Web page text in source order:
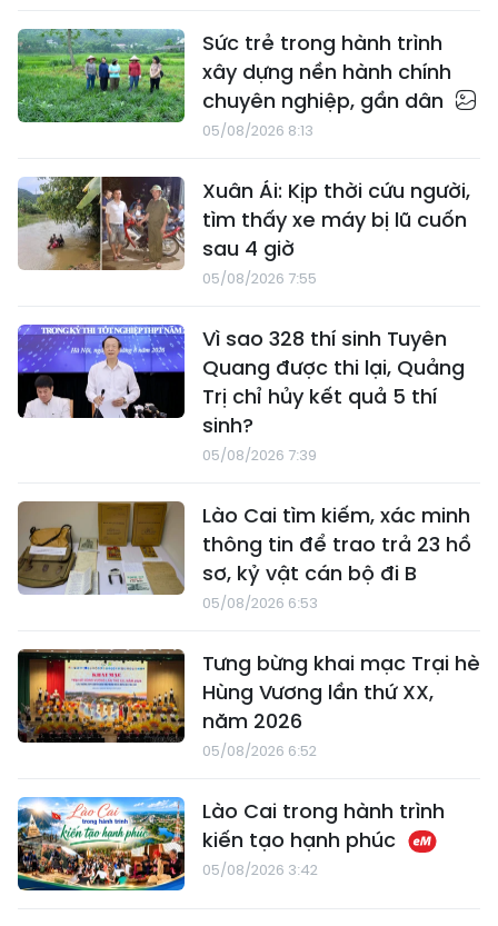
Sức trẻ trong hành trình
xây dựng nền hành chính
chuyên nghiệp, gần dân
05/08/2026 8:13
Xuân Ái: Kịp thời cứu người,
tìm thấy xe máy bị lũ cuốn
sau 4 giờ
05/08/2026 7:55
Vì sao 328 thí sinh Tuyên
Quang được thi lại, Quảng
Trị chỉ hủy kết quả 5 thí
sinh?
05/08/2026 7:39
Lào Cai tìm kiếm, xác minh
thông tin để trao trả 23 hồ
sơ, kỷ vật cán bộ đi B
05/08/2026 6:53
Tưng bừng khai mạc Trại hè
Hùng Vương lần thứ XX,
năm 2026
05/08/2026 6:52
Lào Cai trong hành trình
kiến tạo hạnh phúc
05/08/2026 3:42